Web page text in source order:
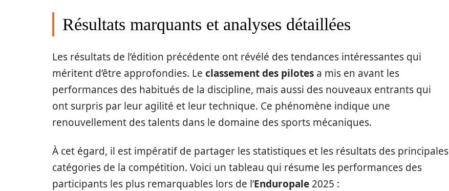
Résultats marquants et analyses détaillées
Les résultats de l’édition précédente ont révélé des tendances intéressantes qui
méritent d’être approfondies. Le classement des pilotes a mis en avant les
performances des habitués de la discipline, mais aussi des nouveaux entrants qui
ont surpris par leur agilité et leur technique. Ce phénomène indique une
renouvellement des talents dans le domaine des sports mécaniques.
À cet égard, il est impératif de partager les statistiques et les résultats des principales
catégories de la compétition. Voici un tableau qui résume les performances des
participants les plus remarquables lors de l’Enduropale 2025 :